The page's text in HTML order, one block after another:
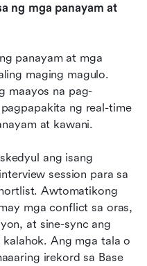
ng mga panayam at
panayam at mga
maayos na pag-
ng real-time
at kawani.
ang isang
session para sa
Awtomatikong
mga conflict sa oras,
at sine-sync ang
Ang mga tala o
irekord sa Base